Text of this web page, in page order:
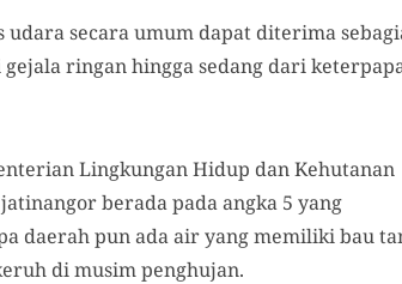
secara umum dapat diterima
ringan hingga sedang dari
Lingkungan Hidup dan Kehutanan
berada pada angka 5 yang
daerah pun ada air yang memiliki bau
di musim penghujan.